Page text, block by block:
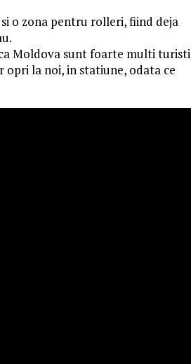
o zona pentru rolleri, fiind deja
Moldova sunt foarte multi turisti
opri la noi, in statiune, odata ce